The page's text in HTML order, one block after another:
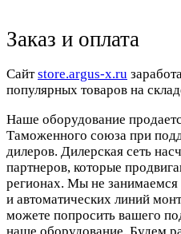
Заказ и оплата
Cайтstore.argus-x.ru
популярных товаров на
Наше оборудование
Таможенного союза при
дилеров. Дилерская сеть
партнеров, которые
регионах. Мы не
и автоматических линий
можете попросить вашего